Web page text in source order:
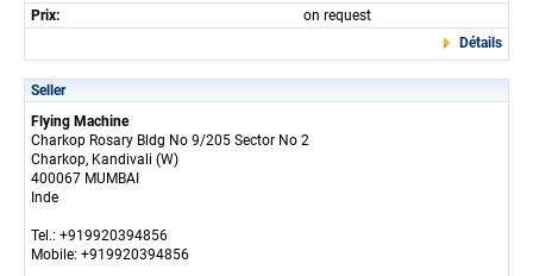
Prix:
on request
Détails
Seller
Flying Machine
Charkop Rosary Bldg No 9/205 Sector No 2
Charkop, Kandivali (W)
400067 MUMBAI
Inde
Tel.: +919920394856
Mobile: +919920394856